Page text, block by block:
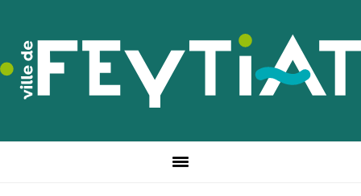
navigation
principale
contenu
principal
pied
de
page